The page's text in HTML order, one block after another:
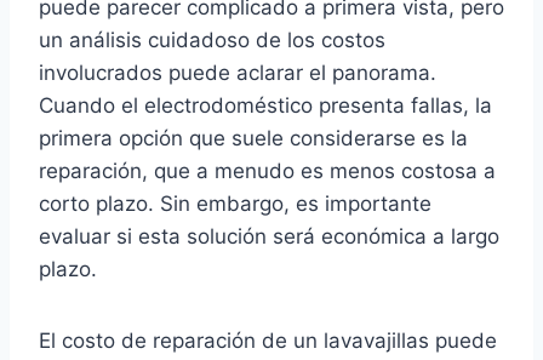
puede parecer complicado a primera vista, pero
un análisis cuidadoso de los costos
involucrados puede aclarar el panorama.
Cuando el electrodoméstico presenta fallas, la
primera opción que suele considerarse es la
reparación, que a menudo es menos costosa a
corto plazo. Sin embargo, es importante
evaluar si esta solución será económica a largo
plazo.
El costo de reparación de un lavavajillas puede